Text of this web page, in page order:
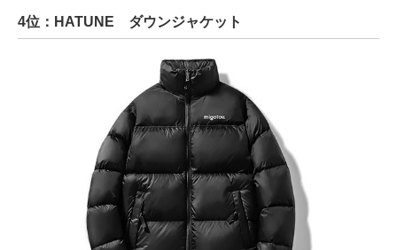
4位：HATUNE ダウンジャケット